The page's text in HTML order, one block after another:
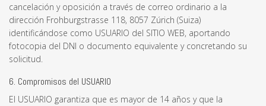
cancelación y oposición a través de correo ordinario a la
dirección Frohburgstrasse 118, 8057 Zúrich (Suiza)
identificándose como USUARIO del SITIO WEB, aportando
fotocopia del DNI o documento equivalente y concretando su
solicitud.
6. Compromisos del USUARIO
El USUARIO garantiza que es mayor de 14 años y que la